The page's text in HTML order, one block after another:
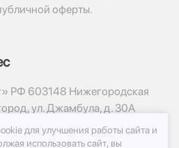
оферты.
РФ 603148 Нижегородская
ул. Джамбула, д. 30А
24.ру
для улучшения работы сайта и
использовать сайт, вы